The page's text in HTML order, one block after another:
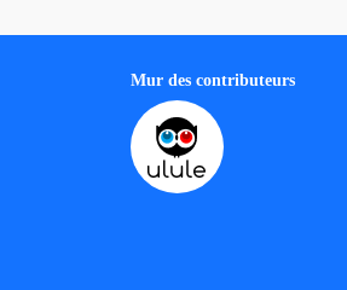
Mur des contributeurs